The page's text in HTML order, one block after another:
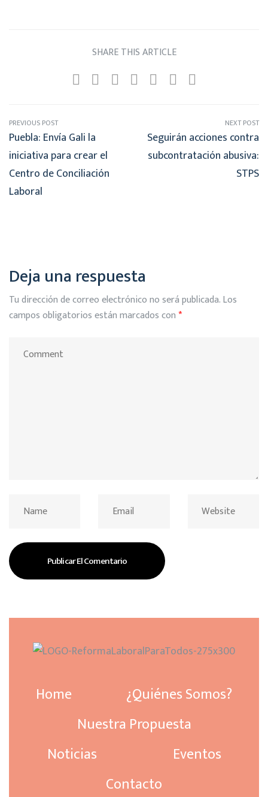
SHARE THIS ARTICLE
PREVIOUS POST
Puebla: Envía Gali la
iniciativa para crear el
Centro de Conciliación
Laboral
NEXT POST
Seguirán acciones contra
subcontratación abusiva:
STPS
Deja una respuesta
Tu dirección de correo electrónico no será publicada.Los
campos obligatorios están marcados con*
Home
¿Quiénes Somos?
Nuestra Propuesta
Noticias
Eventos
Contacto